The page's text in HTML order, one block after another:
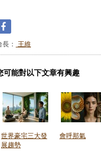
長： 王維
可能對以下文章有興趣
世界豪宅三大發
展趨勢
會呼那氣